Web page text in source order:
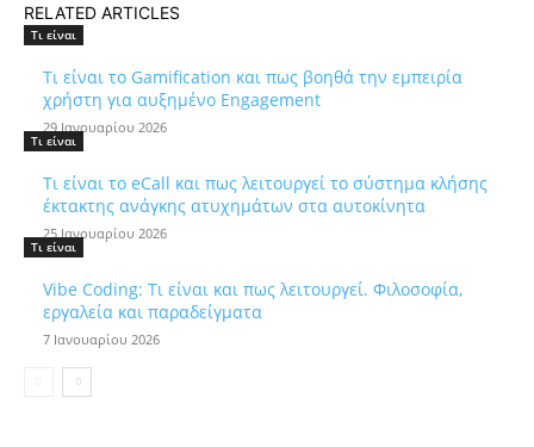
RELATED ARTICLES
Τι είναι
Τι είναι το Gamification και πως βοηθά την εμπειρία
χρήστη για αυξημένο Engagement
29 Ιανουαρίου 2026
Τι είναι
Τι είναι το eCall και πως λειτουργεί το σύστημα κλήσης
έκτακτης ανάγκης ατυχημάτων στα αυτοκίνητα
25 Ιανουαρίου 2026
Τι είναι
Vibe Coding: Τι είναι και πως λειτουργεί. Φιλοσοφία,
εργαλεία και παραδείγματα
7 Ιανουαρίου 2026